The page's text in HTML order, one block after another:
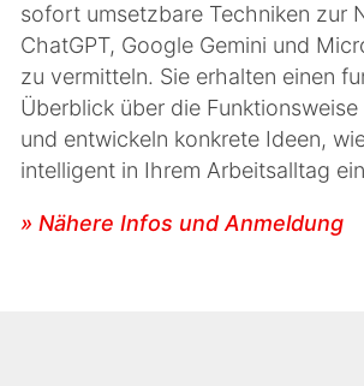
sofort umsetzbare Techniken zur
ChatGPT, Google Gemini und
zu vermitteln. Sie erhalten einen
Überblick über die
und entwickeln konkrete Ideen,
intelligent in Ihrem Arbeitsalltag
» Nähere Infos und Anmeldung